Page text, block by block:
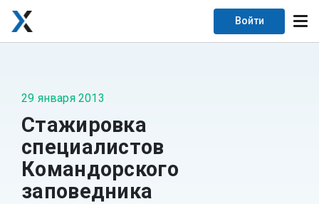
Войти
29 января 2013
Стажировка
специалистов
Командорского
заповедника